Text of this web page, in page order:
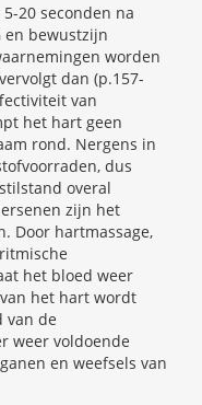
20 seconden na
en bewustzijn
worden
dan (p.157-
van
het hart geen
rond. Nergens in
dus
overal
zijn het
Door hartmassage,
het bloed weer
het hart wordt
van de
weer voldoende
en weefsels van